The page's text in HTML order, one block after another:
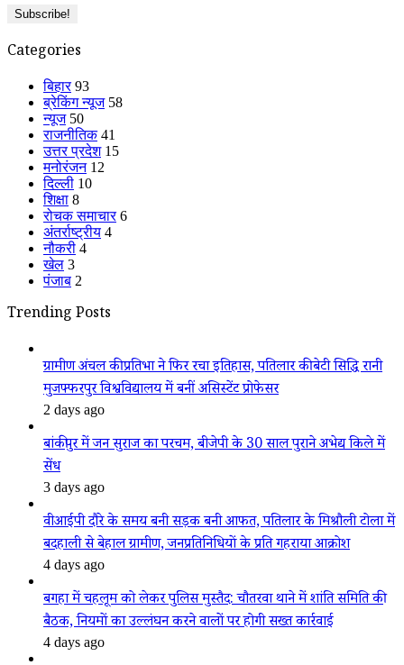
Categories
बिहार 93
ब्रेकिंग न्यूज 58
न्यूज 50
राजनीतिक 41
उत्तर प्रदेश 15
मनोरंजन 12
दिल्ली 10
शिक्षा 8
रोचक समाचार 6
अंतर्राष्ट्रीय 4
नौकरी 4
खेल 3
पंजाब 2
Trending Posts
ग्रामीण अंचल की प्रतिभा ने फिर रचा इतिहास, पतिलार की बेटी सिद्धि रानी
मुजफ्फरपुर विश्वविद्यालय में बनीं असिस्टेंट प्रोफेसर
2 days ago
बांकीपुर में जन सुराज का परचम, बीजेपी के 30 साल पुराने अभेद्य किले में
सेंध
3 days ago
वीआईपी दौरे के समय बनी सड़क बनी आफत, पतिलार के मिश्रौली टोला में
बदहाली से बेहाल ग्रामीण, जनप्रतिनिधियों के प्रति गहराया आक्रोश
4 days ago
बगहा में चहलूम को लेकर पुलिस मुस्तैद: चौतरवा थाने में शांति समिति की
बैठक, नियमों का उल्लंघन करने वालों पर होगी सख्त कार्रवाई
4 days ago